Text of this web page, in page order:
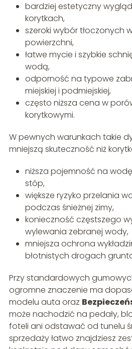
bardziej estetyczny
korytkach,
szeroki wybór tłoczonych
powierzchni,
łatwe mycie i szybkie
wodą,
odporność na typowe
miejskiej i podmiejskiej,
często niższa cena w
korytkowymi.
W pewnych warunkach takie
mniejszą skuteczność niż
niższa pojemność na
stóp,
większe ryzyko przelania
podczas śnieżnej zimy,
konieczność częstszego
wylewania zebranej wody,
mniejsza ochrona
błotnistych drogach
Przy standardowych
ogromne znaczenie ma
modelu auta oraz
może nachodzić na pedały,
foteli ani odstawać od tunelu
sprzedaży łatwo znajdziesz